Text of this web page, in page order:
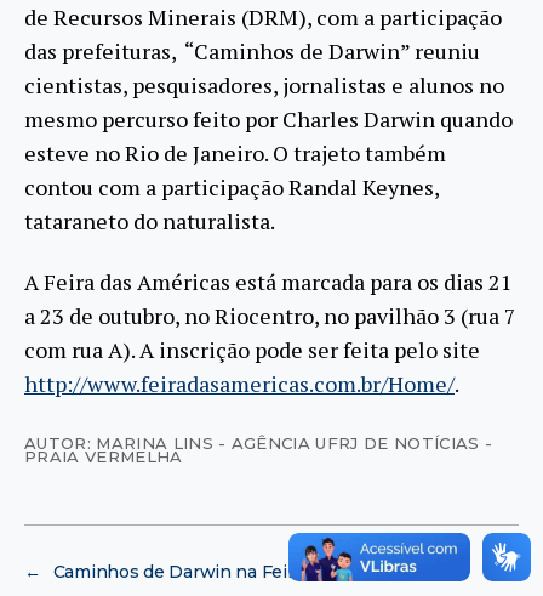
de Recursos Minerais (DRM), com a participação
das prefeituras, “Caminhos de Darwin” reuniu
cientistas, pesquisadores, jornalistas e alunos no
mesmo percurso feito por Charles Darwin quando
esteve no Rio de Janeiro. O trajeto também
contou com a participação Randal Keynes,
tataraneto do naturalista.
A Feira das Américas está marcada para os dias 21
a 23 de outubro, no Riocentro, no pavilhão 3 (rua 7
com rua A). A inscrição pode ser feita pelo site
http://www.feiradasamericas.com.br/Home/.
AUTOR: MARINA LINS - AGÊNCIA UFRJ DE NOTÍCIAS -
PRAIA VERMELHA
←
Caminhos de Darwin na Feira das Américas 2009